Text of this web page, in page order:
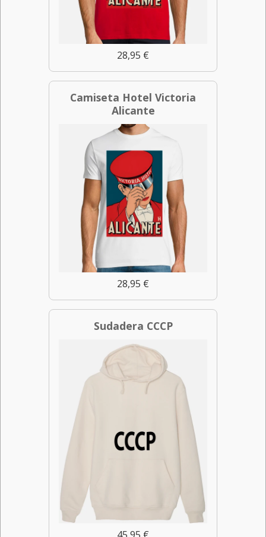
28,95 €
Camiseta Hotel Victoria
Alicante
28,95 €
Sudadera CCCP